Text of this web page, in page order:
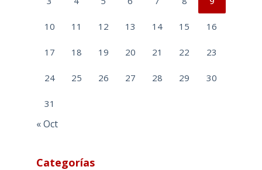
10 11 12 13 14 15 16
17 18 19 20 21 22 23
24 25 26 27 28 29 30
31
« Oct
Categorías